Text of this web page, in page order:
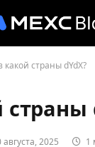
какой страны dYdX?
августа, 2025 1